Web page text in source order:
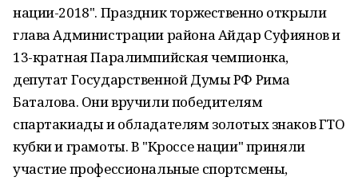
нации-2018". Праздник торжественно открыли
глава Администрации района Айдар Суфиянов и
13-кратная Паралимпийская чемпионка,
депутат Государственной Думы РФ Рима
Баталова. Они вручили победителям
спартакиады и обладателям золотых знаков ГТО
кубки и грамоты. В "Кроссе нации" приняли
участие профессиональные спортсмены,